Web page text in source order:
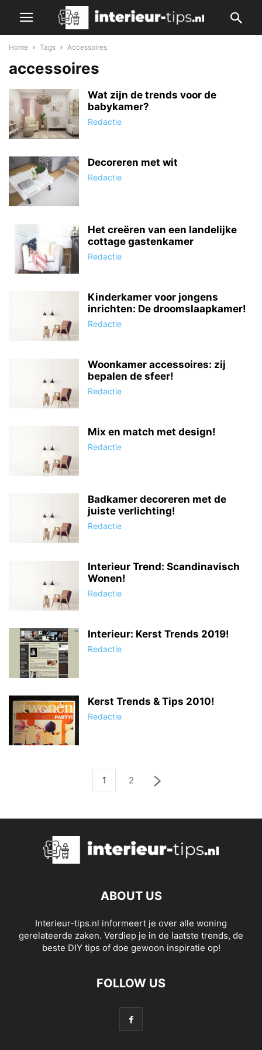
Home Tags Accessoires
accessoires
Wat zijn de trends voor de
babykamer?
Redactie
Decoreren met wit
Redactie
Het creëren van een landelijke
cottage gastenkamer
Redactie
Kinderkamer voor jongens
inrichten: De droomslaapkamer!
Redactie
Woonkamer accessoires: zij
bepalen de sfeer!
Redactie
Mix en match met design!
Redactie
Badkamer decoreren met de
juiste verlichting!
Redactie
Interieur Trend: Scandinavisch
Wonen!
Redactie
Interieur: Kerst Trends 2019!
Redactie
Kerst Trends & Tips 2010!
Redactie
1 2
ABOUT US
Interieur-tips.nl informeert je over alle woning
gerelateerde zaken. Verdiep je in de laatste trends, de
beste DIY tips of doe gewoon inspiratie op!
FOLLOW US